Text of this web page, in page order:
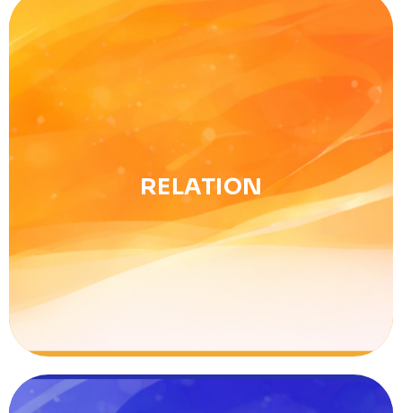
RELATION
Relation
Image & réseaux de la Ligue, valorisation des
bénévoles et actions transfrontalières.